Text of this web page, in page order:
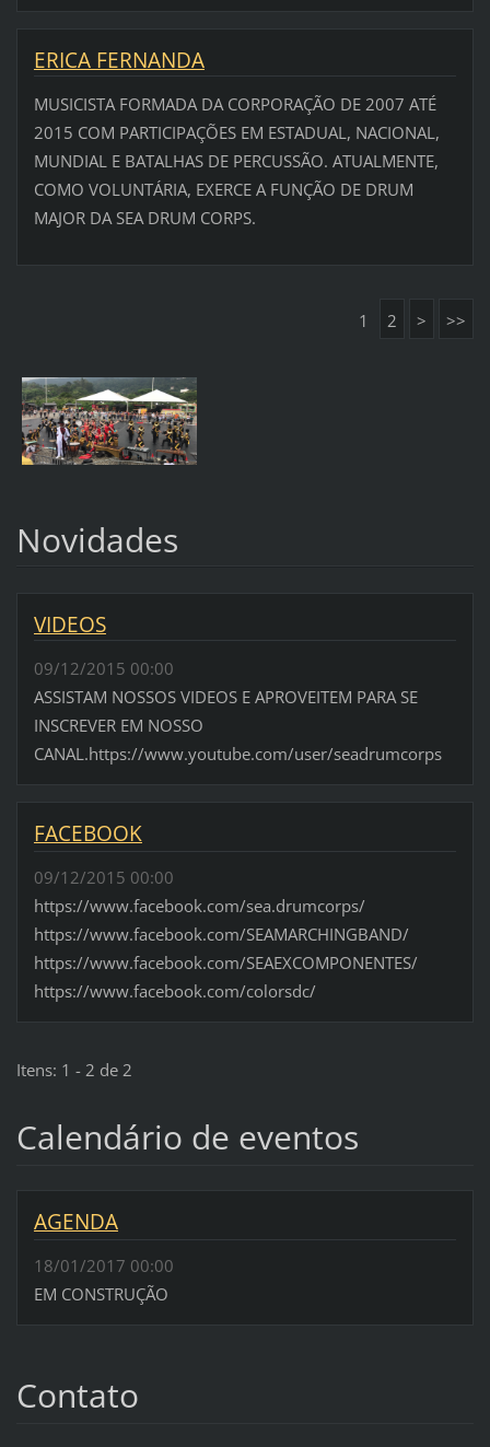
ERICA FERNANDA
MUSICISTA FORMADA DA CORPORAÇÃO DE 2007 ATÉ
2015 COM PARTICIPAÇÕES EM ESTADUAL, NACIONAL,
MUNDIAL E BATALHAS DE PERCUSSÃO. ATUALMENTE,
COMO VOLUNTÁRIA, EXERCE A FUNÇÃO DE DRUM
MAJOR DA SEA DRUM CORPS.
1 2 > >>
Novidades
VIDEOS
09/12/2015 00:00
ASSISTAM NOSSOS VIDEOS E APROVEITEM PARA SE
INSCREVER EM NOSSO
CANAL.https://www.youtube.com/user/seadrumcorps
FACEBOOK
09/12/2015 00:00
https://www.facebook.com/sea.drumcorps/
https://www.facebook.com/SEAMARCHINGBAND/
https://www.facebook.com/SEAEXCOMPONENTES/
https://www.facebook.com/colorsdc/
Itens: 1 - 2 de 2
Calendário de eventos
AGENDA
18/01/2017 00:00
EM CONSTRUÇÃO
Contato